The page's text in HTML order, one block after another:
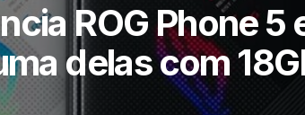
ROG Phone 5
delas com